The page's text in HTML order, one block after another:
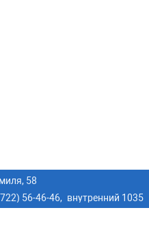
58
56-46-46, внутренний 1035